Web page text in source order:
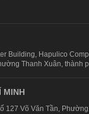
Building, Hapulico
Thanh Xuân, thành
MINH
127 Võ Văn Tần,